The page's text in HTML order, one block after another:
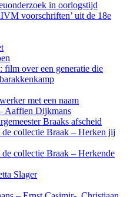
in oorlogstijd
voorschriften’ uit de 18e
film over een generatie die
met een naam
Aaffien Dijkmans
Braaks afscheid
de collectie Braak – Herken jij
de collectie Braak – Herkende
Slager